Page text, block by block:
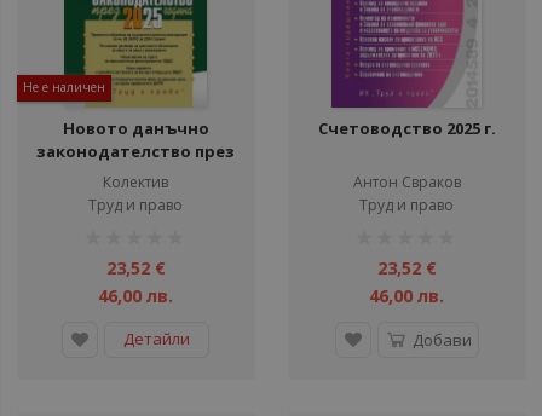
Не е наличен
Новото данъчно
законодателство през
2025 г.
Колектив
Труд и право
23,52 €
46,00 лв.
Детайли
Счетоводство 2025 г.
Антон Свраков
Труд и право
23,52 €
46,00 лв.
Добави